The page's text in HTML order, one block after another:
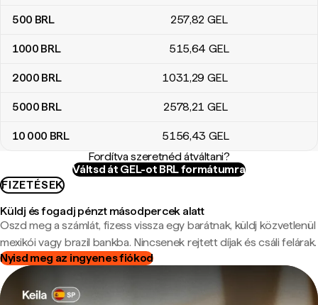
500 BRL 257,82 GEL
1000 BRL 515,64 GEL
2000 BRL 1031,29 GEL
5000 BRL 2578,21 GEL
10 000 BRL 5156,43 GEL
Fordítva szeretnéd átváltani?
Váltsd át GEL-ot BRL formátumra
FIZETÉSEK
Küldj és fogadj pénzt másodpercek alatt
Oszd meg a számlát, fizess vissza egy barátnak, küldj közvetlenül
mexikói vagy brazil bankba. Nincsenek rejtett díjak és csáli felárak.
Nyisd meg az ingyenes fiókod